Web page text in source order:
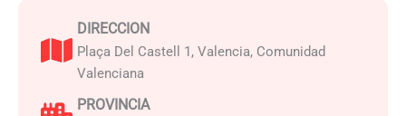
DIRECCION
Plaça Del Castell 1, Valencia, Comunidad
Valenciana
PROVINCIA